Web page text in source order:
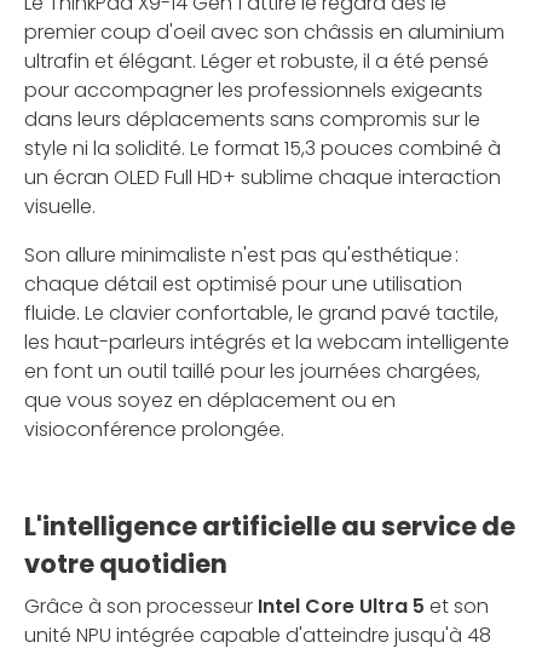
premier coup d'oeil avec son châssis en aluminium
ultrafin et élégant. Léger et robuste, il a été pensé
pour accompagner les professionnels exigeants
dans leurs déplacements sans compromis sur le
style ni la solidité. Le format 15,3 pouces combiné à
un écran OLED Full HD+ sublime chaque interaction
visuelle.
Son allure minimaliste n'est pas qu'esthétique :
chaque détail est optimisé pour une utilisation
fluide. Le clavier confortable, le grand pavé tactile,
les haut-parleurs intégrés et la webcam intelligente
en font un outil taillé pour les journées chargées,
que vous soyez en déplacement ou en
visioconférence prolongée.
L'intelligence artificielle au service de
votre quotidien
Grâce à son processeur Intel Core Ultra 5 et son
unité NPU intégrée capable d'atteindre jusqu'à 48